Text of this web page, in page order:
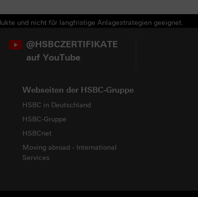
und nicht für langfristige Anlagestrategien geeignet.
@HSBCZERTIFIKATE
auf YouTube
Webseiten der HSBC-Gruppe
HSBC in Deutschland
HSBC-Gruppe
HSBCnet
Moving abroad - International
Services